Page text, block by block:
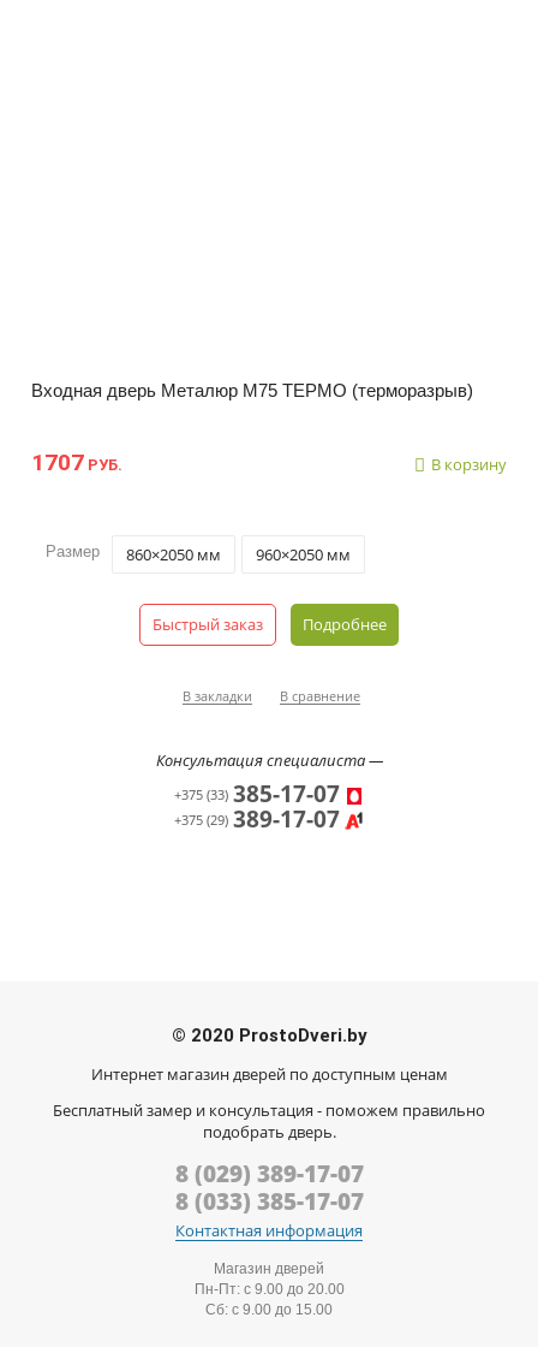
Входная дверь Металюр M75 ТЕРМО (терморазрыв)
1707 РУБ. В корзину
Размер 860×2050 мм 960×2050 мм
Быстрый заказ Подробнее
В закладки В сравнение
Консультация специалиста —
+375 (33) 385-17-07
+375 (29) 389-17-07
© 2020 ProstoDveri.by
Интернет магазин дверей по доступным ценам
Бесплатный замер и консультация - поможем правильно
подобрать дверь.
8 (029) 389-17-07
8 (033) 385-17-07
Контактная информация
Магазин дверей
Пн-Пт: с 9.00 до 20.00
Сб: с 9.00 до 15.00